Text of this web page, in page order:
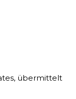
übermittelt